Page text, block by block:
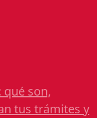
qué son,
tus trámites y